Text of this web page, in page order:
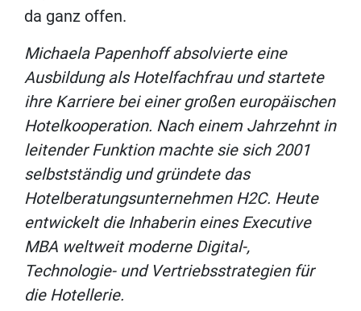
da ganz offen.
Michaela Papenhoff absolvierte eine
Ausbildung als Hotelfachfrau und startete
ihre Karriere bei einer großen europäischen
Hotelkooperation. Nach einem Jahrzehnt in
leitender Funktion machte sie sich 2001
selbstständig und gründete das
Hotelberatungsunternehmen H2C. Heute
entwickelt die Inhaberin eines Executive
MBA weltweit moderne Digital-,
Technologie- und Vertriebsstrategien für
die Hotellerie.